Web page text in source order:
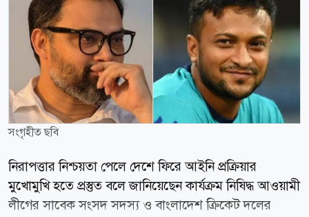
সংগৃহীত ছবি
নিরাপত্তার নিশ্চয়তা পেলে দেশে ফিরে আইনি প্রক্রিয়ার
মুখোমুখি হতে প্রস্তুত বলে জানিয়েছেন কার্যক্রম নিষিদ্ধ আওয়ামী
লীগের সাবেক সংসদ সদস্য ও বাংলাদেশ ক্রিকেট দলের